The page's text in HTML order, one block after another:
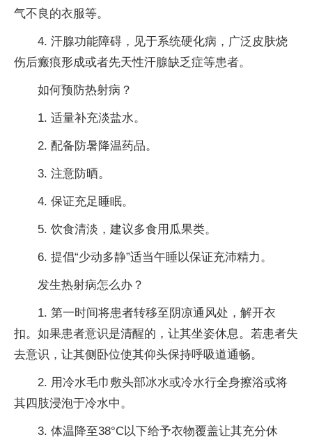
气不良的衣服等。
4. 汗腺功能障碍，见于系统硬化病，广泛皮肤烧
伤后瘢痕形成或者先天性汗腺缺乏症等患者。
如何预防热射病？
1. 适量补充淡盐水。
2. 配备防暑降温药品。
3. 注意防晒。
4. 保证充足睡眠。
5. 饮食清淡，建议多食用瓜果类。
6. 提倡“少动多静”适当午睡以保证充沛精力。
发生热射病怎么办？
1. 第一时间将患者转移至阴凉通风处，解开衣
扣。如果患者意识是清醒的，让其坐姿休息。若患者失
去意识，让其侧卧位使其仰头保持呼吸道通畅。
2. 用冷水毛巾敷头部冰水或冷水行全身擦浴或将
其四肢浸泡于冷水中。
3. 体温降至38°C以下给予衣物覆盖让其充分休